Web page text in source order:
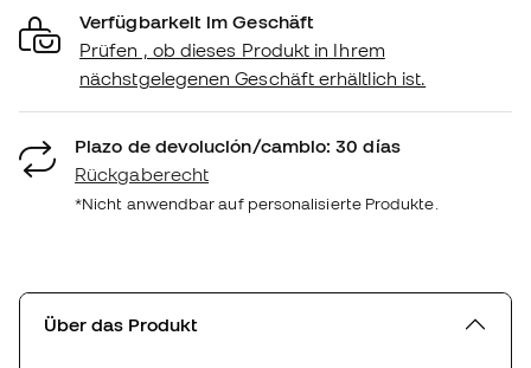
Verfügbarkeit im Geschäft
Prüfen , ob dieses Produkt in Ihrem
nächstgelegenen Geschäft erhältlich ist.
Plazo de devolución/cambio: 30 días
Rückgaberecht
*Nicht anwendbar auf personalisierte Produkte.
Über das Produkt